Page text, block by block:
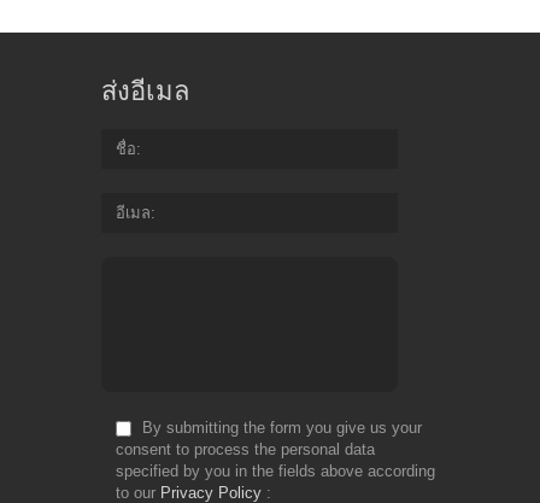
ส่งอีเมล
ชื่อ
อีเมล
By submitting the form you give us your
consent to process the personal data
specified by you in the fields above according
to our Privacy Policy